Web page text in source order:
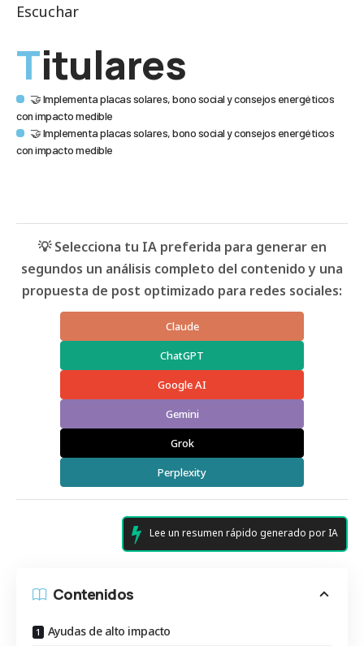
Escuchar
Titulares
🤝 Implementa placas solares, bono social y consejos energéticos
con impacto medible
🤝 Implementa placas solares, bono social y consejos energéticos
con impacto medible
💡 Selecciona tu IA preferida para generar en
segundos un análisis completo del contenido y una
propuesta de post optimizado para redes sociales:
Claude
ChatGPT
Google AI
Gemini
Grok
Perplexity
Lee un resumen rápido generado por IA
Contenidos
Ayudas de alto impacto